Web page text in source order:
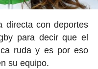
directa con deportes
para decir que el
ruda y es por eso
su equipo.